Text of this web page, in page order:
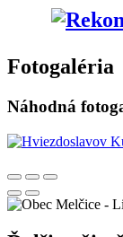
Fotogaléria
Náhodná